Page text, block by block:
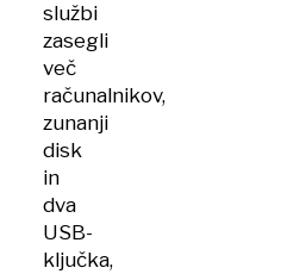
službi
zasegli
več
računalnikov,
zunanji
disk
in
dva
USB-
ključka,